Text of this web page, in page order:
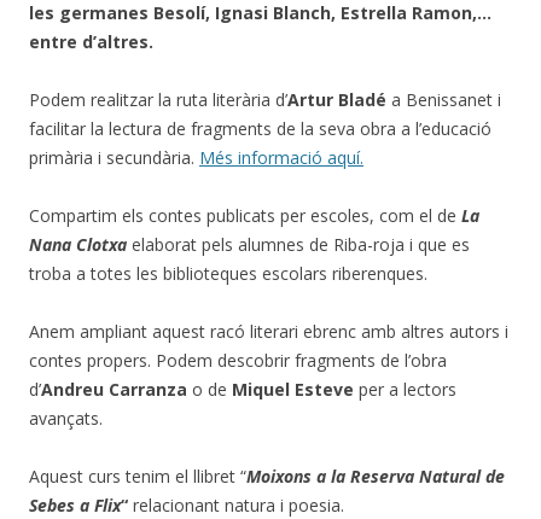
les germanes Besolí, Ignasi Blanch, Estrella Ramon,…
entre d’altres.
Podem realitzar la ruta literària d’Artur Bladé a Benissanet i
facilitar la lectura de fragments de la seva obra a l’educació
primària i secundària. Més informació aquí.
Compartim els contes publicats per escoles, com el de La
Nana Clotxa elaborat pels alumnes de Riba-roja i que es
troba a totes les biblioteques escolars riberenques.
Anem ampliant aquest racó literari ebrenc amb altres autors i
contes propers. Podem descobrir fragments de l’obra
d’Andreu Carranza o de Miquel Esteve per a lectors
avançats.
Aquest curs tenim el llibret “Moixons a la Reserva Natural de
Sebes a Flix“ relacionant natura i poesia.